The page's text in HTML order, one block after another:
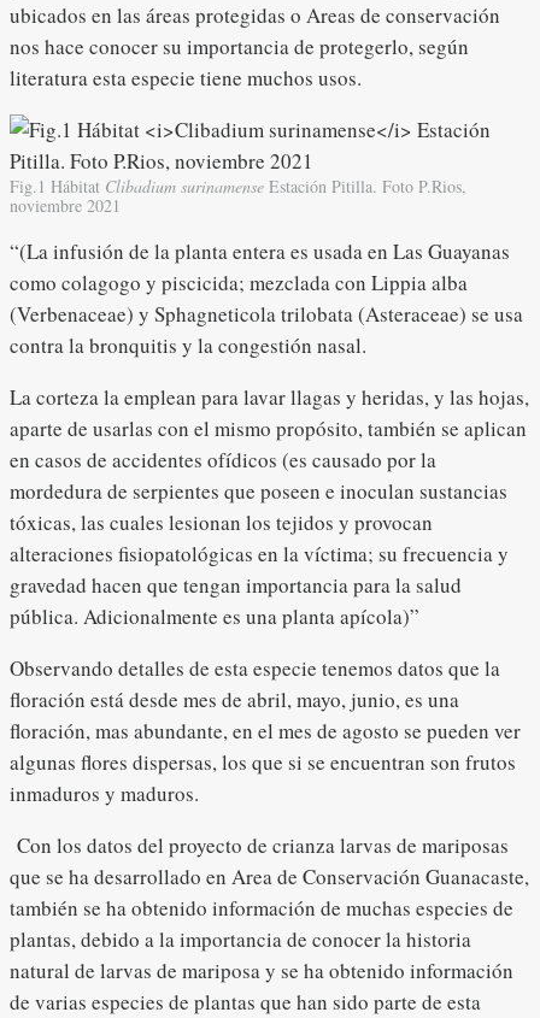
ubicados en las áreas protegidas o Areas de conservación
nos hace conocer su importancia de protegerlo, según
literatura esta especie tiene muchos usos.
Fig.1 Hábitat Clibadium surinamense Estación Pitilla. Foto P.Rios,
noviembre 2021
“(La infusión de la planta entera es usada en Las Guayanas
como colagogo y piscicida; mezclada con Lippia alba
(Verbenaceae) y Sphagneticola trilobata (Asteraceae) se usa
contra la bronquitis y la congestión nasal.
La corteza la emplean para lavar llagas y heridas, y las hojas,
aparte de usarlas con el mismo propósito, también se aplican
en casos de accidentes ofídicos (es causado por la
mordedura de serpientes que poseen e inoculan sustancias
tóxicas, las cuales lesionan los tejidos y provocan
alteraciones fisiopatológicas en la víctima; su frecuencia y
gravedad hacen que tengan importancia para la salud
pública. Adicionalmente es una planta apícola)”
Observando detalles de esta especie tenemos datos que la
floración está desde mes de abril, mayo, junio, es una
floración, mas abundante, en el mes de agosto se pueden ver
algunas flores dispersas, los que si se encuentran son frutos
inmaduros y maduros.
Con los datos del proyecto de crianza larvas de mariposas
que se ha desarrollado en Area de Conservación Guanacaste,
también se ha obtenido información de muchas especies de
plantas, debido a la importancia de conocer la historia
natural de larvas de mariposa y se ha obtenido información
de varias especies de plantas que han sido parte de esta